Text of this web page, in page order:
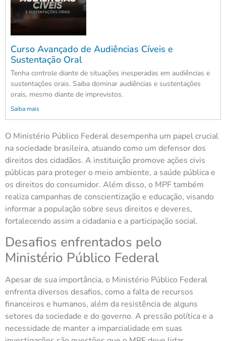
Curso Avançado de Audiências Cíveis e
Sustentação Oral
Tenha controle diante de situações inesperadas em audiências e
sustentações orais. Saiba dominar audiências e sustentações
orais, mesmo diante de imprevistos.
Saiba mais
O Ministério Público Federal desempenha um papel crucial
na sociedade brasileira, atuando como um defensor dos
direitos dos cidadãos. A instituição promove ações civis
públicas para proteger o meio ambiente, a saúde pública e
os direitos do consumidor. Além disso, o MPF também
realiza campanhas de conscientização e educação, visando
informar a população sobre seus direitos e deveres,
fortalecendo assim a cidadania e a participação social.
Desafios enfrentados pelo
Ministério Público Federal
Apesar de sua importância, o Ministério Público Federal
enfrenta diversos desafios, como a falta de recursos
financeiros e humanos, além da resistência de alguns
setores da sociedade e do governo. A pressão política e a
necessidade de manter a imparcialidade em suas